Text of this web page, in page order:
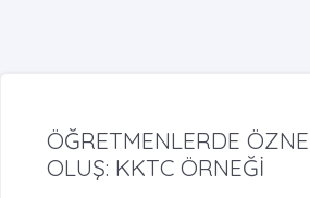
ÖĞRETMENLERDE
OLUŞ: KKTC ÖRNEĞİ